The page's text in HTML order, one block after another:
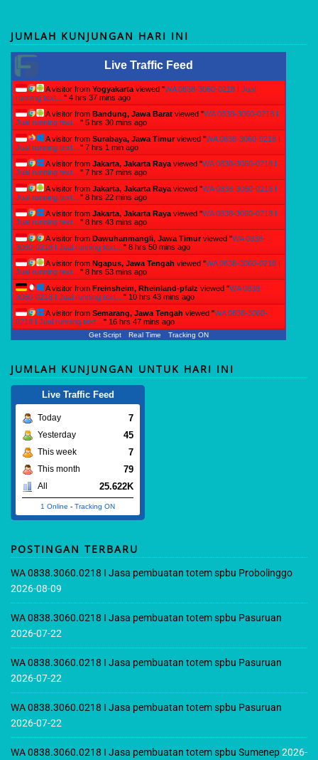
JUMLAH KUNJUNGAN HARI INI
Live Traffic Feed
A visitor from Yogyakarta viewed "WA 0838-3060-0218 I Jual
running text… " 4 hrs 37 mins ago
A visitor from Bandung, Jawa Barat viewed "WA 0838-3060-0218 I
Jual running text… " 5 hrs 30 mins ago
A visitor from Surabaya, Jawa Timurviewed "WA 0838-3060-0218 I
Jual running text… " 7 hrs 1 min ago
A visitor from Jakarta, Jakarta Raya viewed "WA 0838-3060-0218 I
Jual running text… " 7 hrs 37 mins ago
A visitor from Jakarta, Jakarta Raya viewed "WA 0838-3060-0218 I
Jual running text… " 8 hrs 22 mins ago
A visitor from Jakarta, Jakarta Raya viewed "WA 0838-3060-0218 I
Jual running text… " 8 hrs 43 mins ago
A visitor from Dawuhanmangli, Jawa Timurviewed "WA 0838-
3060-0218 I Jual running text… " 8 hrs 50 mins ago
A visitor from Ngapus, Jawa Tengah viewed "WA 0838-3060-0218 I
Jual running text… " 8 hrs 53 mins ago
A visitor from Freinsheim, Rheinland-pfalz viewed "WA 0838-
3060-0218 I Jual running text… " 10 hrs 43 mins ago
A visitor from Semarang, Jawa Tengah viewed "WA 0838-3060-
0218 I Jual running text… " 16 hrs 47 mins ago
Get Script Real Time Tracking ON
JUMLAH KUNJUNGAN UNTUK HARI INI
Live Traffic Feed
Today 7
Yesterday 45
This week 7
This month 79
All 25.622K
1 Online - Tracking ON
POSTINGAN TERBARU
WA 0838.3060.0218 I Jasa pembuatan totem spbu Probolinggo
2026-08-09
WA 0838.3060.0218 I Jasa pembuatan totem spbu Pasuruan
2026-07-22
WA 0838.3060.0218 I Jasa pembuatan totem spbu Pasuruan
2026-07-22
WA 0838.3060.0218 I Jasa pembuatan totem spbu Pasuruan
2026-07-22
WA 0838.3060.0218 I Jasa pembuatan totem spbu Sumenep2026-